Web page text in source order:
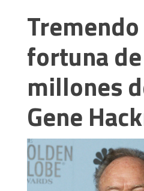
fortuna
millones
Gene